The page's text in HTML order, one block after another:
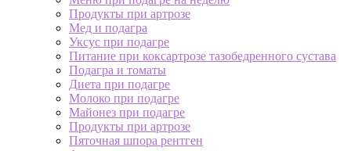
Продукты при артрозе
Мед и подагра
Уксус при подагре
Питание при коксартрозе тазобедренного сустава
Подагра и томаты
Диета при подагре
Молоко при подагре
Майонез при подагре
Продукты при артрозе
Пяточная шпора рентген